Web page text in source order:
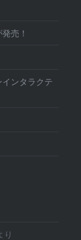
売！
ンタラクテ
り